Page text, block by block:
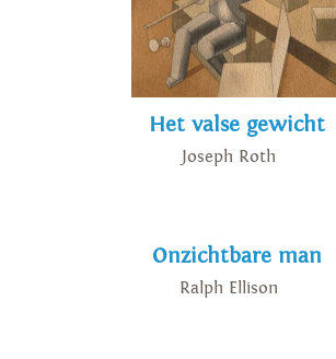
Het valse gewicht
Joseph Roth
Onzichtbare man
Ralph Ellison